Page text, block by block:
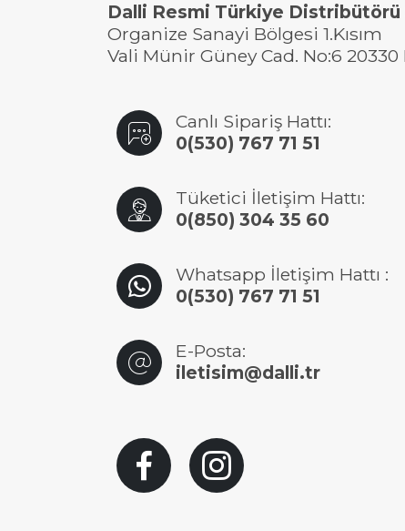
Dalli Resmi Türkiye Distribütörü
Organize Sanayi Bölgesi 1.Kısım
Vali Münir Güney Cad. No:6 20330
Canlı Sipariş Hattı:
0(530) 767 71 51
Tüketici İletişim Hattı:
0(850) 304 35 60
Whatsapp İletişim Hattı :
0(530) 767 71 51
E-Posta:
iletisim@dalli.tr